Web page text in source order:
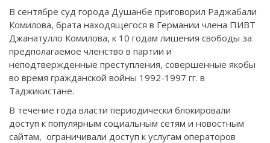
В сентябре суд города Душанбе приговорил Раджабали
Комилова, брата находящегося в Германии члена ПИВТ
Джанатулло Комилова, к 10 годам лишения свободы за
предполагаемое членство в партии и
неподтвержденные преступления, совершенные якобы
во время гражданской войны 1992-1997 гг. в
Таджикистане.
В течение года власти периодически блокировали
доступ к популярным социальным сетям и новостным
сайтам, ограничивали доступ к услугам операторов